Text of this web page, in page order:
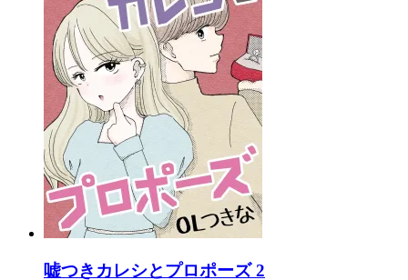
嘘つきカレシとプロポーズ 2